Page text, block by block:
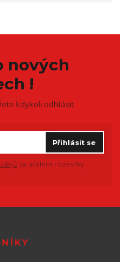
nových
!
kdykoli odhlásit
Přihlásit se
za účelem rozesílky